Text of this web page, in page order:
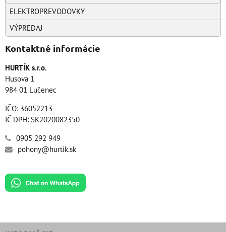
ELEKTROPREVODOVKY
VÝPREDAJ
Kontaktné informácie
HURTÍK s.r.o.
Husova 1
984 01 Lučenec
IČO: 36052213
IČ DPH: SK2020082350
0905 292 949
pohony@hurtik.sk